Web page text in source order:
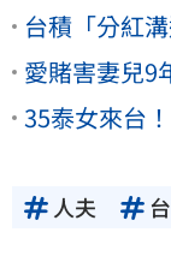
台積「分紅
愛賭害妻兒9
35泰女來台
人夫